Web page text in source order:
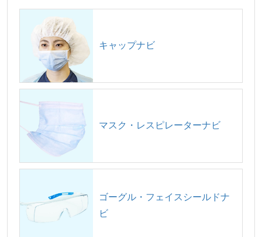
キャップナビ
マスク・レスピレーターナビ
ゴーグル・フェイスシールドナ
ビ